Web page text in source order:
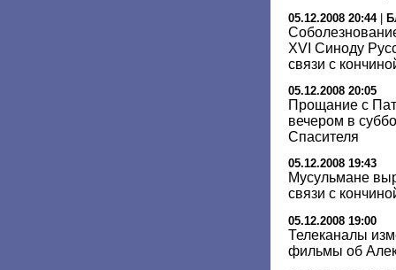
05.12.2008 20:44|
XVI Синоду
связи с
05.12.2008 20:05
Прощание с
вечером в
Спасителя
05.12.2008 19:43
Мусульмане
связи с
05.12.2008 19:00
Телеканалы
фильмы об